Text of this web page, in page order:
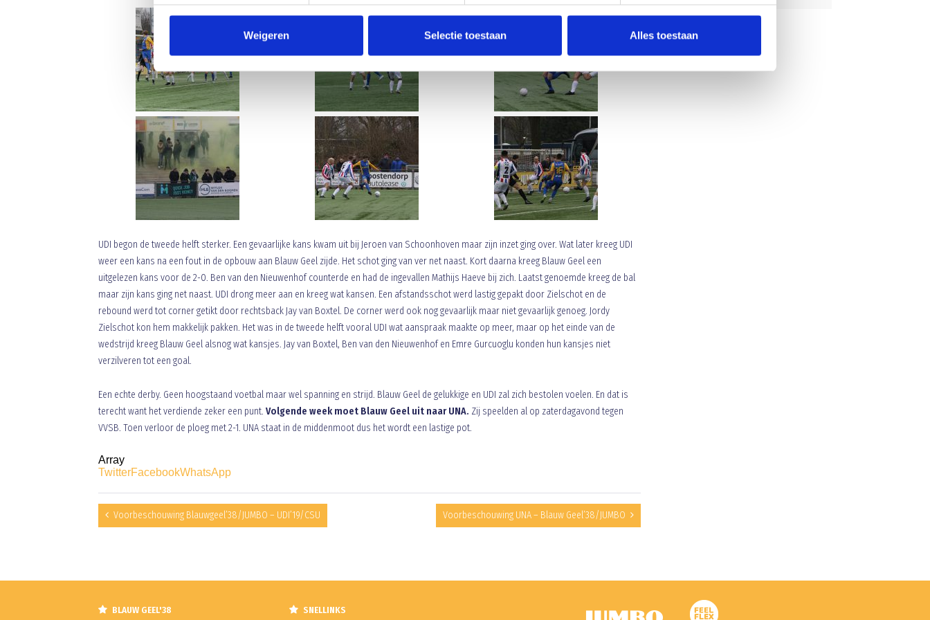
Weigeren Selectie toestaan Alles toestaan
UDI begon de tweede helft sterker. Een gevaarlijke kans kwam uit bij Jeroen van Schoonhoven maar zijn inzet ging over. Wat later kreeg UDI
weer een kans na een fout in de opbouw aan Blauw Geel zijde. Het schot ging van ver net naast. Kort daarna kreeg Blauw Geel een
uitgelezen kans voor de 2-0. Ben van den Nieuwenhof counterde en had de ingevallen Mathijs Haeve bij zich. Laatst genoemde kreeg de bal
maar zijn kans ging net naast. UDI drong meer aan en kreeg wat kansen. Een afstandsschot werd lastig gepakt door Zielschot en de
rebound werd tot corner getikt door rechtsback Jay van Boxtel. De corner werd ook nog gevaarlijk maar niet gevaarlijk genoeg. Jordy
Zielschot kon hem makkelijk pakken. Het was in de tweede helft vooral UDI wat aanspraak maakte op meer, maar op het einde van de
wedstrijd kreeg Blauw Geel alsnog wat kansjes. Jay van Boxtel, Ben van den Nieuwenhof en Emre Gurcuoglu konden hun kansjes niet
verzilveren tot een goal.
Een echte derby. Geen hoogstaand voetbal maar wel spanning en strijd. Blauw Geel de gelukkige en UDI zal zich bestolen voelen. En dat is
terecht want het verdiende zeker een punt. Volgende week moet Blauw Geel uit naar UNA. Zij speelden al op zaterdagavond tegen
VVSB. Toen verloor de ploeg met 2-1. UNA staat in de middenmoot dus het wordt een lastige pot.
Array
TwitterFacebookWhatsApp
Voorbeschouwing Blauwgeel’38/JUMBO – UDI’19/CSU Voorbeschouwing UNA – Blauw Geel’38/JUMBO
BLAUW GEEL'38 SNELLINKS